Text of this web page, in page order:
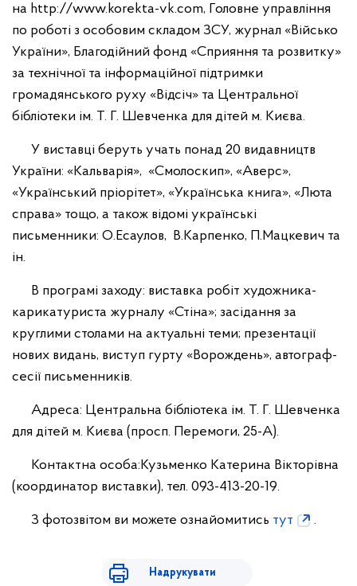
на http://www.korekta-vk.com, Головне управління
по роботі з особовим складом ЗСУ, журнал «Військо
України», Благодійний фонд «Сприяння та розвитку»
за технічної та інформаційної підтримки
громадянського руху «Відсіч» та Центральної
бібліотеки ім. Т. Г. Шевченка для дітей м. Києва.
У виставці беруть учать понад 20 видавництв
України: «Кальварія», «Смолоскип», «Аверс»,
«Український пріорітет», «Українська книга», «Люта
справа» тощо, а також відомі українські
письменники: О.Есаулов, В.Карпенко, П.Мацкевич та
ін.
В програмі заходу: виставка робіт художника-
карикатуриста журналу «Стіна»; засідання за
круглими столами на актуальні теми; презентації
нових видань, виступ гурту «Ворождень», автограф-
сесії письменників.
Адреса: Центральна бібліотека ім. Т. Г. Шевченка
для дітей м. Києва (просп. Перемоги, 25-А).
Контактна особа:Кузьменко Катерина Вікторівна
(координатор виставки), тел. 093-413-20-19.
З фотозвітом ви можете ознайомитись тут .
Надрукувати